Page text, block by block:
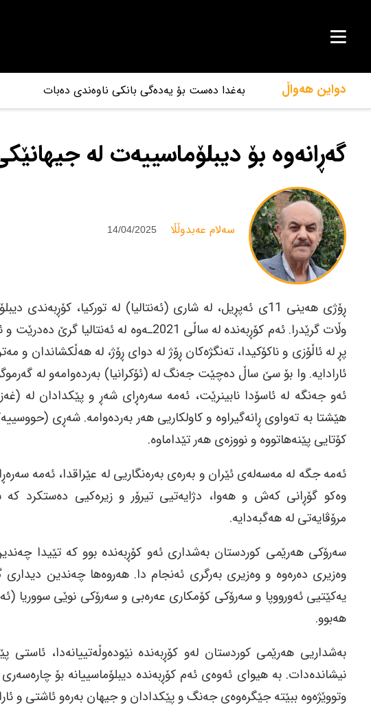
دواین هەواڵ بەغدا دەست بۆ یەدەگی بانکی ناوەندی دەبات
گەڕانەوە بۆ دیبلۆماسییەت لە
‌سەلام عەبدوڵڵا 14/04/2025
وڵات گرێدرا. ئه‌م كۆڕبه‌نده‌ له‌ ساڵی
پڕ له‌ ئاڵۆزی و ناكۆكیدا، ته‌نگژه‌كان ڕۆژ له‌ دوای ڕۆژ، له‌ هه‌ڵكشاندان و
ئارادایه‌. وا بۆ سێ ساڵ ده‌چێت جه‌نگ له‌ (ئۆكرانیا) به‌رده‌وامه‌و له‌
ئه‌و جه‌نگه‌ له‌ ئاسۆدا نابینرێت، ئه‌مه‌ سه‌ره‌ڕای شه‌ڕ و پێكدادان له‌
هێشتا به‌ ته‌واوی ڕانه‌گیراوه‌ و كاولكاریی هه‌ر به‌رده‌وامه‌. شه‌ڕی
كۆتایی پێنه‌هاتووه‌ و نووزه‌ی هه‌ر تێداماوه‌.
ئه‌مه‌ جگه‌ له‌ مه‌سه‌له‌ی ئێران و به‌ره‌ی به‌ره‌نگاریی له‌ عێراقدا، ئه‌مه‌
وه‌كو گۆڕانی كه‌ش و هه‌وا، دژایه‌تیی تیرۆر و زیره‌كیی ده‌ستكرد
مرۆڤایه‌تی له‌ هه‌گبه‌دایه‌.
سه‌رۆكی هه‌رێمی كوردستان به‌شداری ئه‌و كۆڕبه‌نده‌ بوو كه‌ تێیدا
وه‌زیری ده‌ره‌وه‌ و وه‌زیری به‌رگری ئه‌نجام دا. هه‌روه‌ها چه‌ندین
یه‌كێتیی ئه‌ورووپا و سه‌رۆكی كۆمكاری عه‌ره‌بی و سه‌رۆكی نوێی
هه‌بوو.
به‌شداریی هه‌رێمی كوردستان له‌و كۆڕبه‌نده‌ نێوده‌وڵه‌تییانه‌دا،
نیشانده‌دات. به‌ هیوای ئه‌وه‌ی ئه‌م كۆڕبه‌نده‌ دیبلۆماسییانه‌ بۆ
وتووێژه‌وه‌ ببێته‌ جێگره‌وه‌ی جه‌نگ و پێكدادان و جیهان به‌ره‌و ئاشتی و